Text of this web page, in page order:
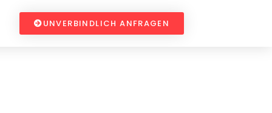
UNVERBINDLICH ANFRAGEN